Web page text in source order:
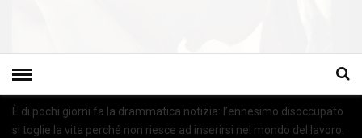
È di pochi giorni fa la drammatica notizia: l’ennesimo disoccupato
si toglie la vita perché non riesce ad inserirsi nel mondo del lavoro.